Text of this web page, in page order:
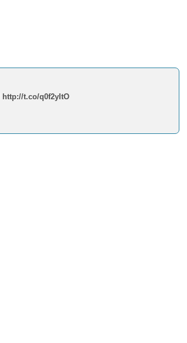
http://t.co/q0f2yItO